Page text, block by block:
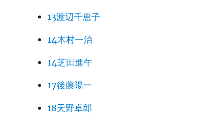
13渡辺千恵子
14木村一治
14芝田進午
17後藤陽一
18天野卓郎